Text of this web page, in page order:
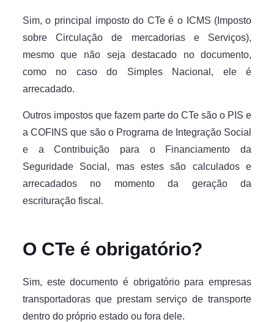
Sim, o principal imposto do CTe é o ICMS (Imposto
sobre Circulação de mercadorias e Serviços),
mesmo que não seja destacado no documento,
como no caso do Simples Nacional, ele é
arrecadado.
Outros impostos que fazem parte do CTe são o PIS e
a COFINS que são o Programa de Integração Social
e a Contribuição para o Financiamento da
Seguridade Social, mas estes são calculados e
arrecadados no momento da geração da
escrituração fiscal.
O CTe é obrigatório?
Sim, este documento é obrigatório para empresas
transportadoras que prestam serviço de transporte
dentro do próprio estado ou fora dele.